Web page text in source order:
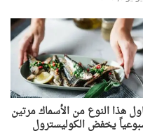
هذا النوع من الأسماك مرتين
يخفض الكوليسترول